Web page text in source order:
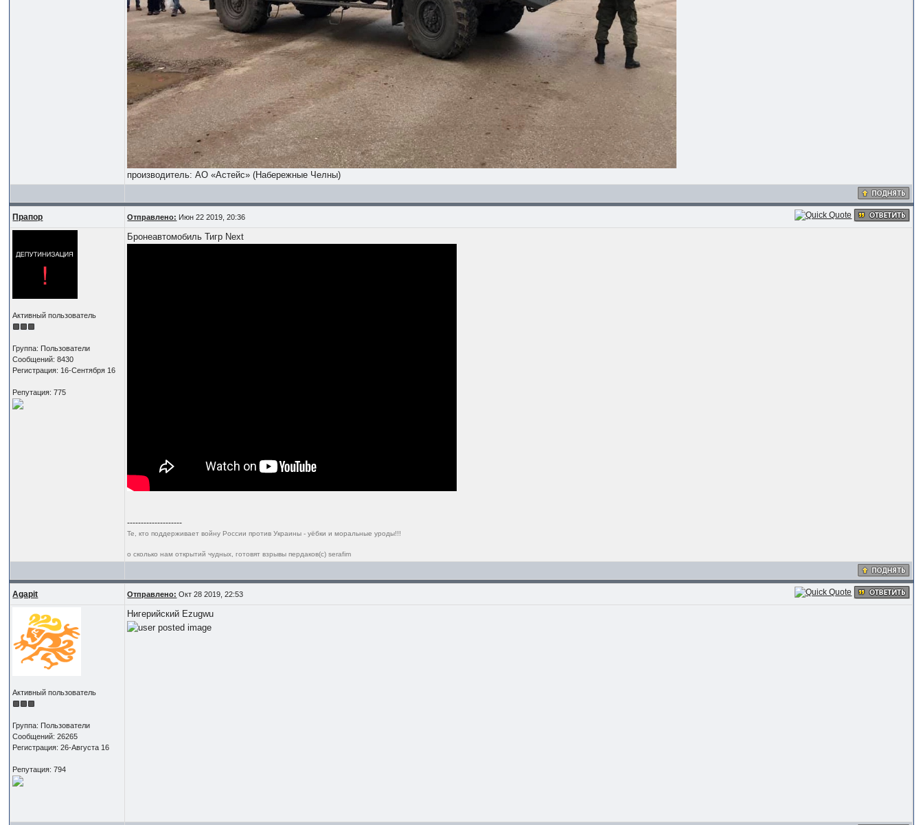
производитель: АО «Астейс» (Набережные Челны)
Прапор Отправлено: Июн 22 2019, 20:36
Активный пользователь
Группа: Пользователи
Сообщений: 8430
Регистрация: 16-Сентября 16
Репутация: 775
Бронеавтомобиль Тигр Next
--------------------
Те, кто поддерживает войну России против Украины - уёбки и моральные уроды!!!
о сколько нам открытий чудных, готовят взрывы пердаков(с) serafim
Agapit Отправлено: Окт 28 2019, 22:53
Активный пользователь
Группа: Пользователи
Сообщений: 26265
Регистрация: 26-Августа 16
Репутация: 794
Нигерийский Ezugwu